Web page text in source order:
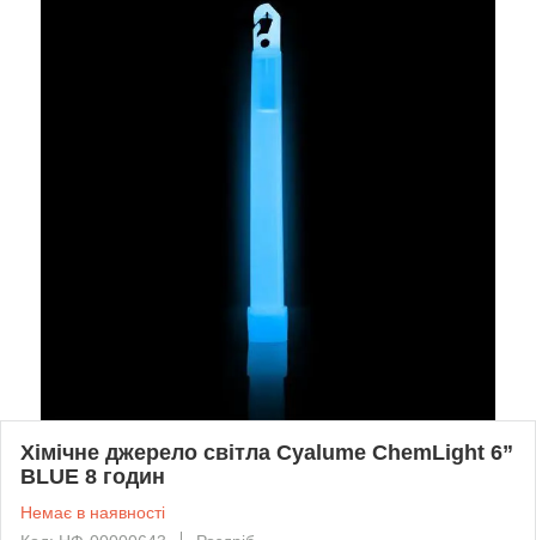
Хімічне джерело світла Cyalume ChemLight 6”
BLUE 8 годин
Немає в наявності